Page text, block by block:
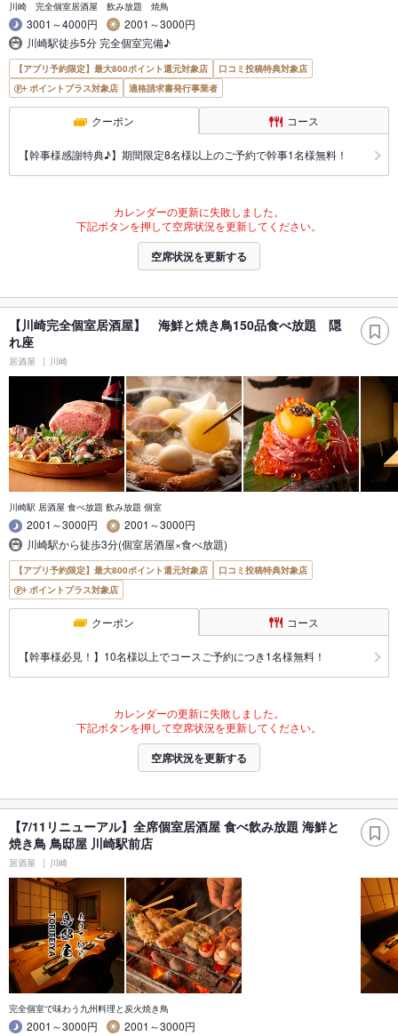
川崎 完全個室居酒屋 飲み放題 焼鳥
3001～4000円
2001～3000円
川崎駅徒歩5分 完全個室完備♪
【アプリ予約限定】最大800ポイント還元対象店
口コミ投稿特典対象店
ポイントプラス対象店
適格請求書発行事業者
クーポン コース
【幹事様感謝特典♪】期間限定8名様以上のご予約で幹事1名様無料！
カレンダーの更新に失敗しました。
下記ボタンを押して空席状況を更新してください。
空席状況を更新する
【川崎完全個室居酒屋】 海鮮と焼き鳥150品食べ放題 隠
れ座
居酒屋 川崎
川崎駅 居酒屋 食べ放題 飲み放題 個室
2001～3000円
2001～3000円
川崎駅から徒歩3分(個室居酒屋×食べ放題)
【アプリ予約限定】最大800ポイント還元対象店
口コミ投稿特典対象店
ポイントプラス対象店
クーポン コース
【幹事様必見！】10名様以上でコースご予約につき1名様無料！
カレンダーの更新に失敗しました。
下記ボタンを押して空席状況を更新してください。
空席状況を更新する
【7/11リニューアル】全席個室居酒屋 食べ飲み放題 海鮮と
焼き鳥 鳥邸屋 川崎駅前店
居酒屋 川崎
完全個室で味わう九州料理と炭火焼き鳥
2001～3000円
2001～3000円